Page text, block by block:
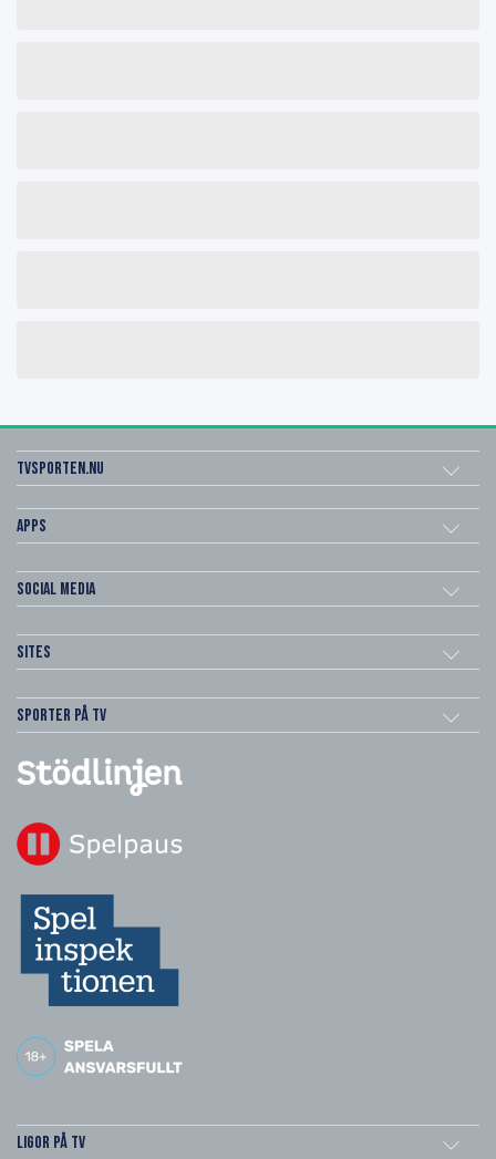
Tvsporten.nu
Apps
Social Media
Sites
Sporter på TV
Ligor på TV